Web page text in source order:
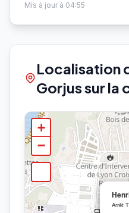
Mis à jour à 04:55
Localisation
Gorjus sur la
Arrêt
+
−